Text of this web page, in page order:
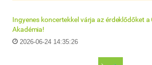
Ingyenes koncertekkel várja az érdeklődőket a
Akadémia!
2026-06-24 14:35:26